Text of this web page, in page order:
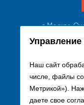
Наш сайт
числе, файлы
Метрикой»).
даете свое
г. Москва,
+7